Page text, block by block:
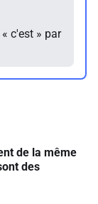
c'est » par
de la même
des